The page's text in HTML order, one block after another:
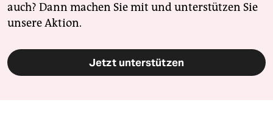
auch? Dann machen Sie mit und unterstützen Sie
unsere Aktion.
Jetzt unterstützen